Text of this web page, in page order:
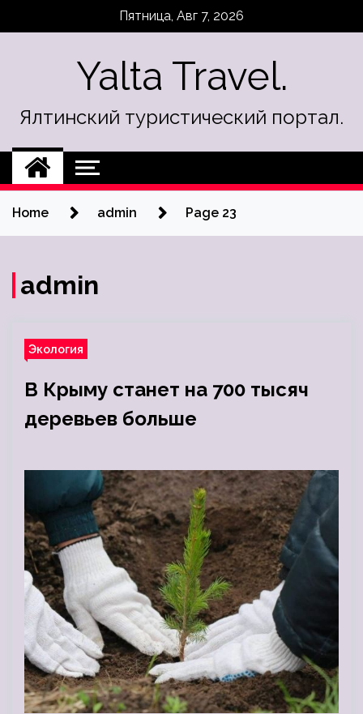
Пятница, Авг 7, 2026
Yalta Travel.
Ялтинский туристический портал.
Home admin Page 23
admin
Экология
В Крыму станет на 700 тысяч
деревьев больше